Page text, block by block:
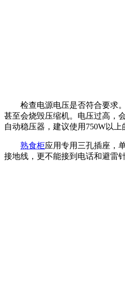
检查电源电压是否符合要求。
甚至会烧毁压缩机。电压过高，
自动稳压器，建议使用750W以上
熟食柜应用专用三孔插座，
接地线，更不能接到电话和避雷